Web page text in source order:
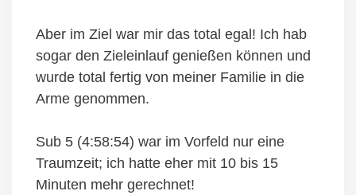
Aber im Ziel war mir das total egal! Ich hab
sogar den Zieleinlauf genießen können und
wurde total fertig von meiner Familie in die
Arme genommen.
Sub 5 (4:58:54) war im Vorfeld nur eine
Traumzeit; ich hatte eher mit 10 bis 15
Minuten mehr gerechnet!